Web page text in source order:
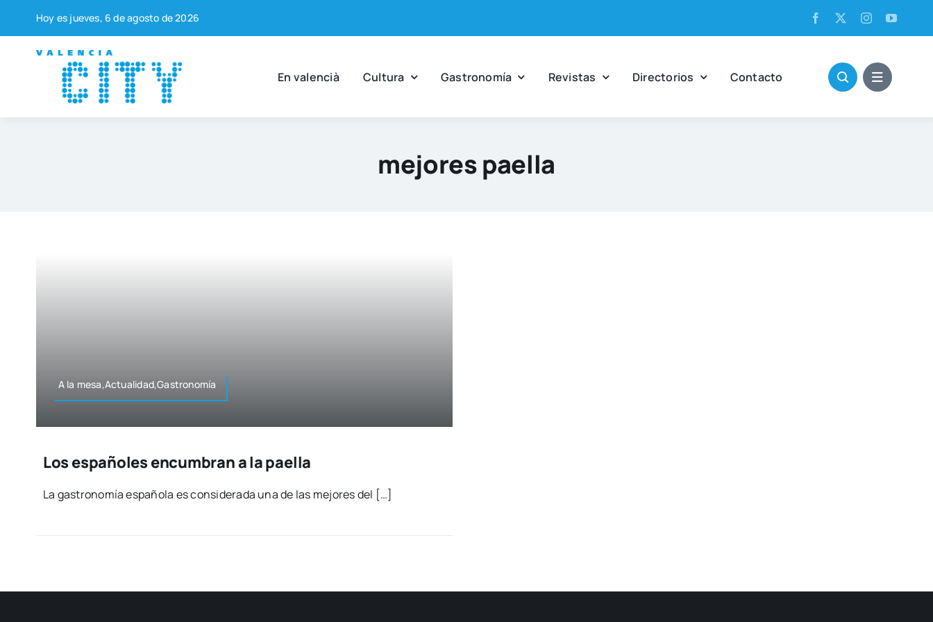
contenido
Hoy es jue­ves, 6 de agos­to de 2026
En valen­cià Cul­tu­ra Gas­tro­no­mía Revis­tas Direc­to­rios Con­tac­to
mejores paella
A la mesa,Actualidad,Gastronomía
Los españoles encumbran a la paella
La gas­tro­no­mía espa­ño­la es con­si­de­ra­da una de las mejo­res del […]